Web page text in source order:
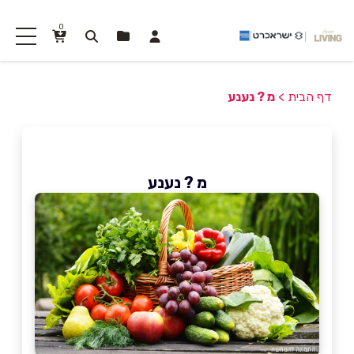
0
דף הבית > מ ? נענע
מ ? נענע